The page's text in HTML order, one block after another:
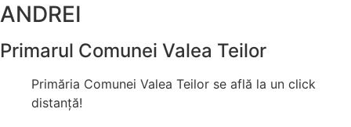
ANDREI
Primarul Comunei Valea Teilor
Primăria Comunei Valea Teilor se află la un click
distanță!